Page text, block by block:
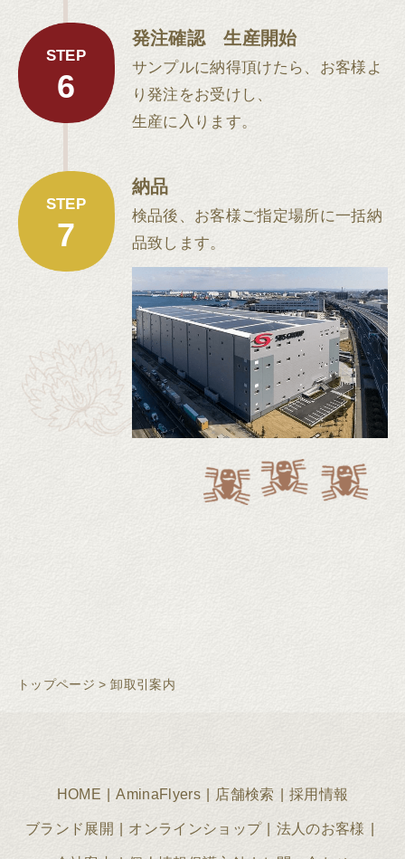
STEP
6
発注確認 生産開始
サンプルに納得頂けたら、お客様よ
り発注をお受けし、
生産に入ります。
STEP
7
納品
検品後、お客様ご指定場所に一括納
品致します。
トップページ > 卸取引案内
HOME AminaFlyers 店舗検索 採用情報
ブランド展開 オンラインショップ 法人のお客様